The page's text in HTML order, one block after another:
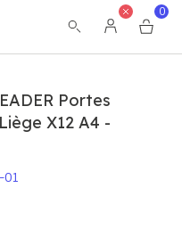
dans le cas où
0
Portes
X12 A4 -
01